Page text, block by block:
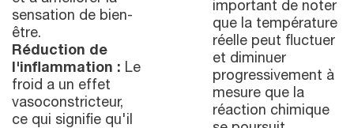
sensation de bien-
être.
Réduction de
l'inflammation : Le
froid a un effet
vasoconstricteur,
ce qui signifie qu'il
important de noter
que la température
réelle peut fluctuer
et diminuer
progressivement à
mesure que la
réaction chimique